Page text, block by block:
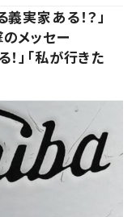
実家ある！？」
メッセー
」「私が行きた